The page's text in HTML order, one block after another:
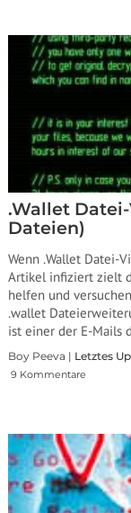
.Wallet
Dateien)
Wenn .Wallet Datei-
Artikel infiziert zielt
helfen und
.wallet
ist einer der E-Mails
Boy Peeva | Letztes
9 Kommentare